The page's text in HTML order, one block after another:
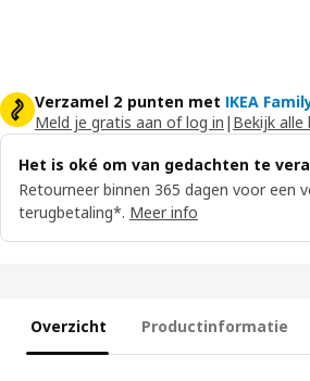
Verzamel 2 punten met IKEA
Meld je gratis aan of log in | Bekijk alle
Het is oké om van gedachten te
Retourneer binnen 365 dagen voor een
terugbetaling*. Meer info
Overzicht Productinformatie